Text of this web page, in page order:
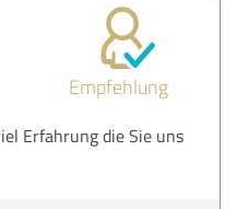
Empfehlung
Erfahrung die Sie uns